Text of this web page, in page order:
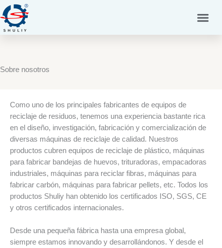
al
contenido
Sobre nosotros
Como uno de los principales fabricantes de equipos de
reciclaje de residuos, tenemos una experiencia bastante rica
en el diseño, investigación, fabricación y comercialización de
diversas máquinas de reciclaje de calidad. Nuestros
productos cubren equipos de reciclaje de plástico, máquinas
para fabricar bandejas de huevos, trituradoras, empacadoras
industriales, máquinas para reciclar fibras, máquinas para
fabricar carbón, máquinas para fabricar pellets, etc. Todos los
productos Shuliy han obtenido los certificados ISO, SGS, CE
y otros certificados internacionales.
Desde una pequeña fábrica hasta una empresa global,
siempre estamos innovando y desarrollándonos. Y desde el